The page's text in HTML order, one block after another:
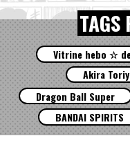
TAGS
Vitrine hebo ☆
Akira
Dragon Ball Super
BANDAI SPIRITS